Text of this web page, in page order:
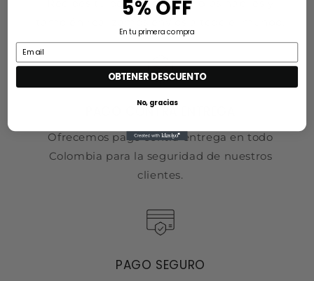
Recibes tu pedido de 2 a 6 días hábiles y
PAGO CONTRA ENTREGA
Ofrecemos pago contra entrega en todo
Colombia para la seguridad de nuestros
clientes.
PAGO SEGURO
5% OFF
En tu primera compra
OBTENER DESCUENTO
No, gracias